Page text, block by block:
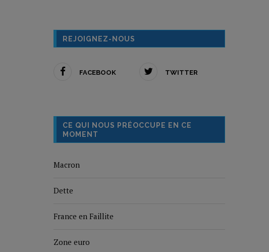
REJOIGNEZ-NOUS
FACEBOOK TWITTER
CE QUI NOUS PRÉOCCUPE EN CE
MOMENT
Macron
Dette
France en Faillite
Zone euro